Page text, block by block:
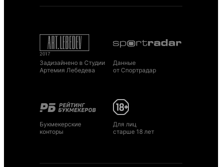
Задизайнено в Студии
Артемия Лебедева
Данные
от Спортрадар
Букмекерские
конторы
Для лиц
старше 18 лет